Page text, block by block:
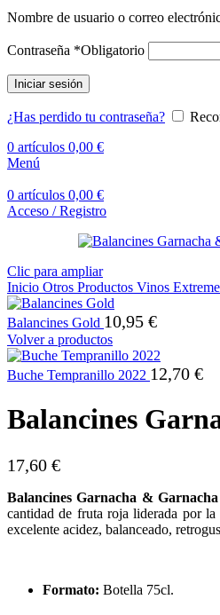
Nombre de usuario o correo
Contraseña *Obligatorio
Iniciar sesión
¿Has perdido tu contraseña?
0 artículos 0,00 €
Menú
0 artículos 0,00 €
Acceso / Registro
Clic para ampliar
Inicio Otros Productos Vinos
Balancines Gold 10,95 €
Volver a productos
Buche Tempranillo 2022 12,70 €
Balancines
17,60 €
Balancines Garnacha & Garnacha
cantidad de fruta roja liderada por la
excelente acidez, balanceado,
Formato: Botella 75cl.